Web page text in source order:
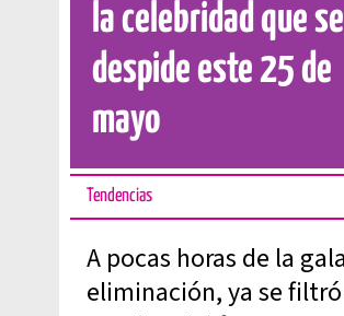
la celebridad que se
despide este 25 de
mayo
Tendencias
A pocas horas de la
eliminación, ya se